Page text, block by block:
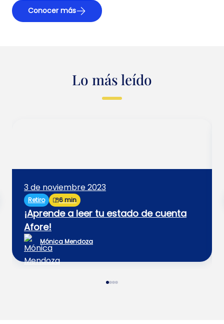
Conocer más
Lo más leído
3 de noviembre 2023
Retiro 6 min
¡Aprende a leer tu estado de cuenta
Afore!
Mónica Mendoza